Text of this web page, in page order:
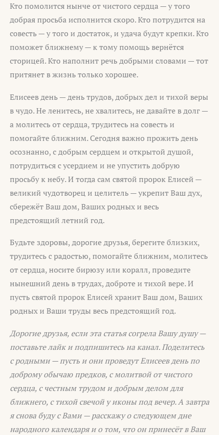
Кто помолится нынче от чистого сердца — у того
добрая просьба исполнится скоро. Кто потрудится на
совесть — у того и достаток, и удача будут крепки. Кто
поможет ближнему — к тому помощь вернётся
сторицей. Кто наполнит речь добрыми словами — тот
притянет в жизнь только хорошее.
Елисеев день — день трудов, добрых дел и тихой веры
в чудо. Не ленитесь, не хвалитесь, не давайте в долг —
а молитесь от сердца, трудитесь на совесть и
помогайте ближним. Сегодня важно прожить день
осознанно, с добрым сердцем и открытой душой,
потрудиться с усердием и не упустить добрую
просьбу к небу. И тогда сам святой пророк Елисей —
великий чудотворец и целитель — укрепит Ваш дух,
сбережёт Ваш дом, Ваших родных и весь
предстоящий летний год.
Будьте здоровы, дорогие друзья, берегите близких,
трудитесь с радостью, помогайте ближним, молитесь
от сердца, носите бирюзу или коралл, проведите
нынешний день в трудах, доброте и тихой вере. И
пусть святой пророк Елисей хранит Ваш дом, Ваших
родных и Ваши труды весь предстоящий год.
Дорогие друзья, если эта статья согрела Вашу душу —
поставьте лайк и подпишитесь на канал. Поделитесь
с родными — пусть и они проведут Елисеев день по
доброму обычаю предков, с молитвой от чистого
сердца, с честным трудом и добрым делом для
ближнего, с тихой свечой у иконы под вечер. А завтра
я снова буду с Вами — расскажу о следующем дне
народного календаря и о том, что он принесёт в Ваш